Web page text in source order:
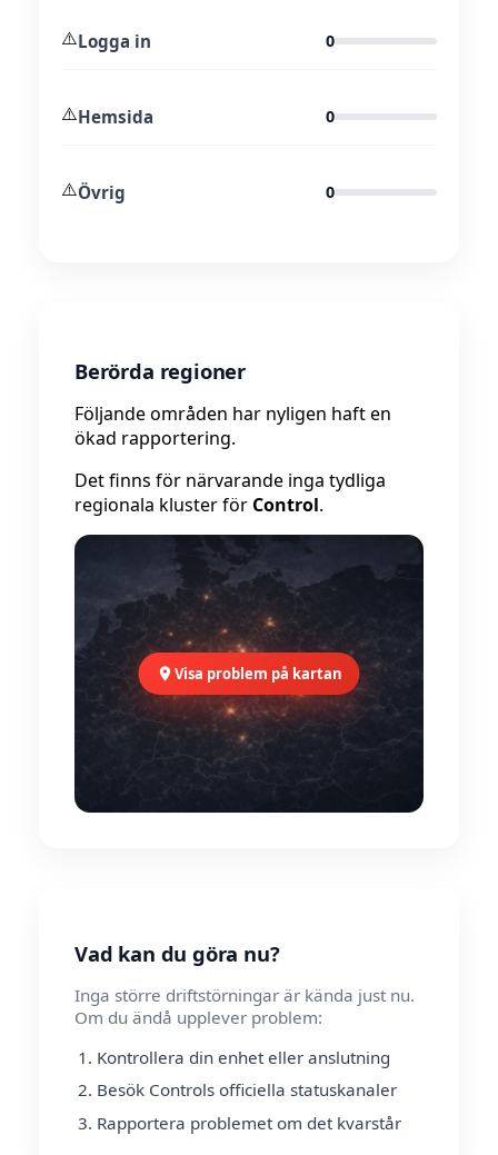
⚠️Logga in 0
⚠️Hemsida 0
⚠️Övrig 0
Berörda regioner
Följande områden har nyligen haft en
ökad rapportering.
Det finns för närvarande inga tydliga
regionala kluster för Control.
Visa problem på kartan
Vad kan du göra nu?
Inga större driftstörningar är kända just nu.
Om du ändå upplever problem:
Kontrollera din enhet eller anslutning
Besök Controls officiella statuskanaler
Rapportera problemet om det kvarstår